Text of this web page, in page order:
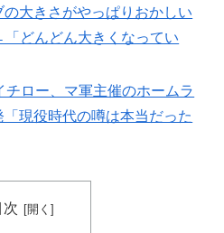
1争いに熱視線！【海外の反
コ”のディアスが地雷すぎる件
ともな契約がない…」
が水と蒸気で鏡のようにピカピ
く！」【海外の反応】
大きさがやっぱりおかしい
どんどん大きくなってい
チロー、マ軍主催のホームラ
現役時代の噂は本当だった
次